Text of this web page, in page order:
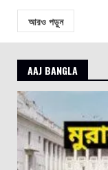
আরও পড়ুন
AAJ BANGLA